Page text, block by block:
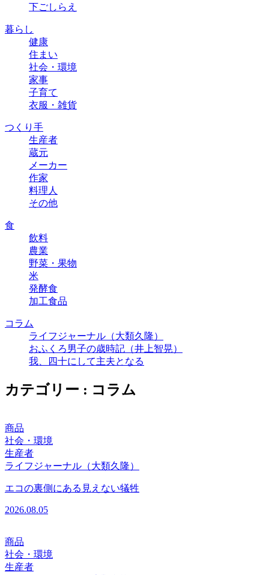
下ごしらえ
暮らし
健康
住まい
社会・環境
家事
子育て
衣服・雑貨
つくり手
生産者
蔵元
メーカー
作家
料理人
その他
食
飲料
農業
野菜・果物
米
発酵食
加工食品
コラム
ライフジャーナル（大類久隆）
おふくろ男子の歳時記（井上智晃）
我、四十にして主夫となる
カテゴリー : コラム
商品
社会・環境
生産者
ライフジャーナル（大類久隆）
エコの裏側にある見えない犠牲
2026.08.05
商品
社会・環境
生産者